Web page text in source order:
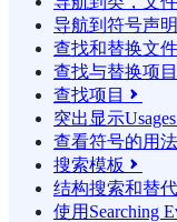
导航到符号声
查找和替换文
查找与替换项
查找项目 
突出显示Usages
查看符号的用法
搜索模板 
结构搜索和替
使用Searching